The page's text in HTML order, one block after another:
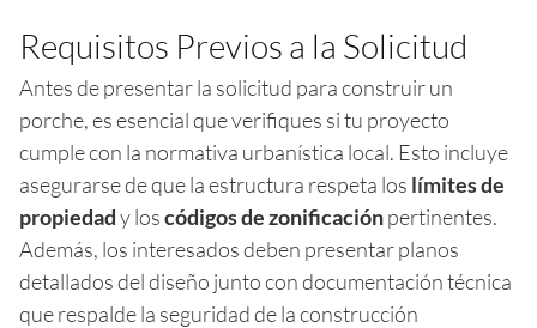
Requisitos Previos a la Solicitud
Antes de presentar la solicitud para construir un
porche, es esencial que verifiques si tu proyecto
cumple con la normativa urbanística local. Esto incluye
asegurarse de que la estructura respeta los límites de
propiedady loscódigos de zonificaciónpertinentes.
Además, los interesados deben presentar planos
detallados del diseño junto con documentación técnica
que respalde la seguridad de la construcción